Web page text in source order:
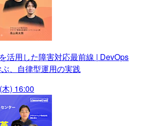
活用した障害対応最前線 | DevOps
、自律型運用の実践
) 16:00